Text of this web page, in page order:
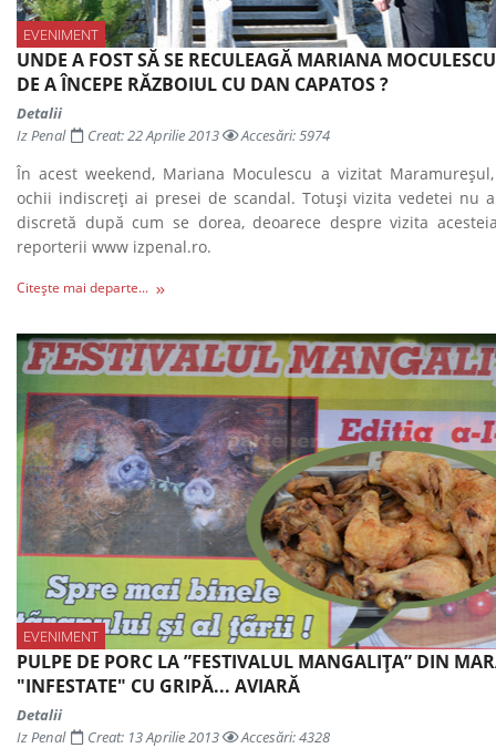
EVENIMENT
UNDE A FOST SĂ SE RECULEAGĂ MARIANA
DE A ÎNCEPE RĂZBOIUL CU DAN CAPATOS ?
Detalii
Iz Penal
Creat: 22 Aprilie 2013 Accesări: 5974
În acest weekend, Mariana Moculescu a vizitat
ochii indiscreți ai presei de scandal. Totuși vizita vedetei nu
discretă după cum se dorea, deoarece despre vizita
reporterii www izpenal.ro.
Citește mai departe...
EVENIMENT
PULPE DE PORC LA ”FESTIVALUL MANGALIȚA” DIN
"INFESTATE" CU GRIPĂ... AVIARĂ
Detalii
Iz Penal
Creat: 13 Aprilie 2013 Accesări: 4328